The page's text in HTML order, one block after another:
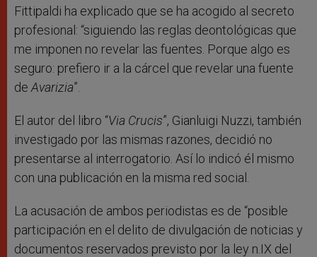
Fittipaldi ha explicado que se ha acogido al secreto
profesional: “siguiendo las reglas deontológicas que
me imponen no revelar las fuentes. Porque algo es
seguro: prefiero ir a la cárcel que revelar una fuente
de Avarizia”.
El autor del libro “Via Crucis”, Gianluigi Nuzzi, también
investigado por las mismas razones, decidió no
presentarse al interrogatorio. Así lo indicó él mismo
con una publicación en la misma red social.
La acusación de ambos periodistas es de “posible
participación en el delito de divulgación de noticias y
documentos reservados previsto por la ley n.IX del